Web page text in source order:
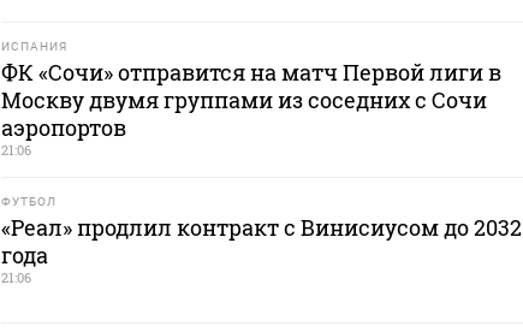
ИСПАНИЯ
ФК «Сочи» отправится на матч Первой лиги в
Москву двумя группами из соседних с Сочи
аэропортов
21:06
ФУТБОЛ
«Реал» продлил контракт с Винисиусом до 2032
года
21:06